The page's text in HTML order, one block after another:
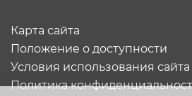
Карта сайта
Положение о доступности
Условия использования сайта
Политика